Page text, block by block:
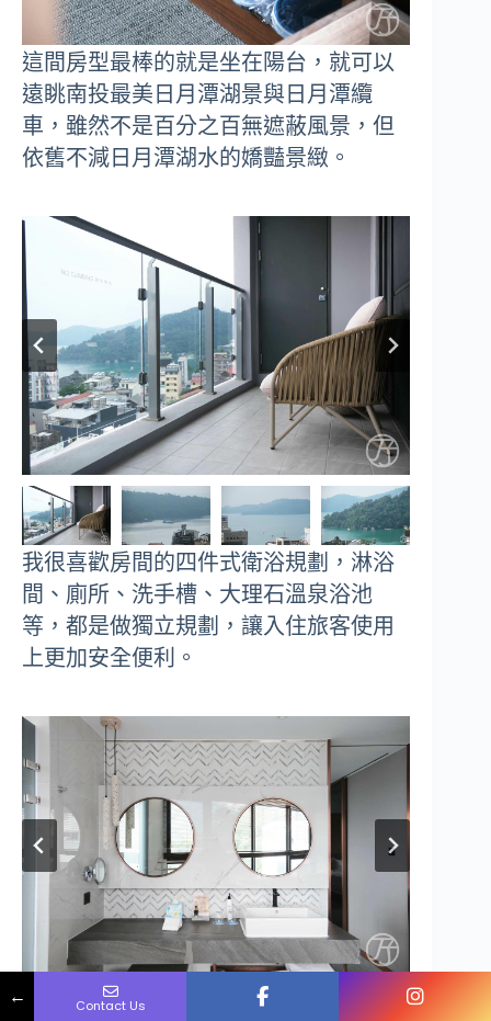
這間房型最棒的就是坐在陽台，就可以
遠眺南投最美日月潭湖景與日月潭纜
車，雖然不是百分之百無遮蔽風景，但
依舊不減日月潭湖水的嬌豔景緻。
我很喜歡房間的四件式衛浴規劃，淋浴
間、廁所、洗手槽、大理石溫泉浴池
等，都是做獨立規劃，讓入住旅客使用
上更加安全便利。
← Contact Us